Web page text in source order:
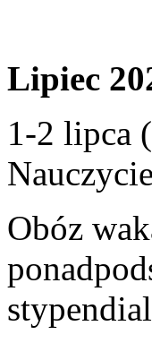
Lipiec
1-2 lipca
Obóz